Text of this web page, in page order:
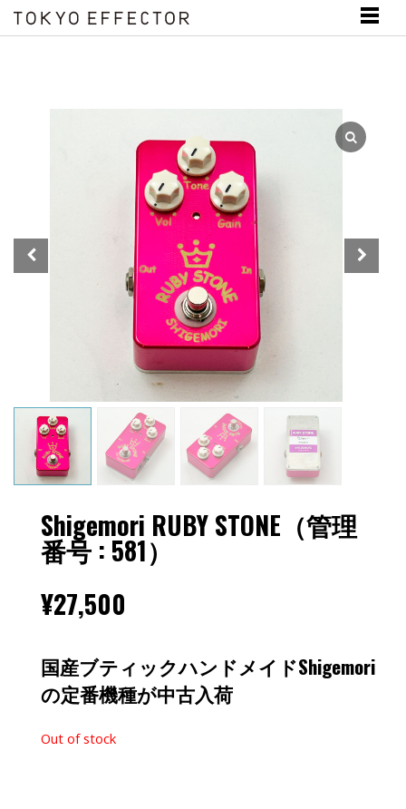
Shigemori RUBY STONE（管理
番号 : 581）
¥27,500
国産ブティックハンドメイドShigemori
の定番機種が中古入荷
Out of stock